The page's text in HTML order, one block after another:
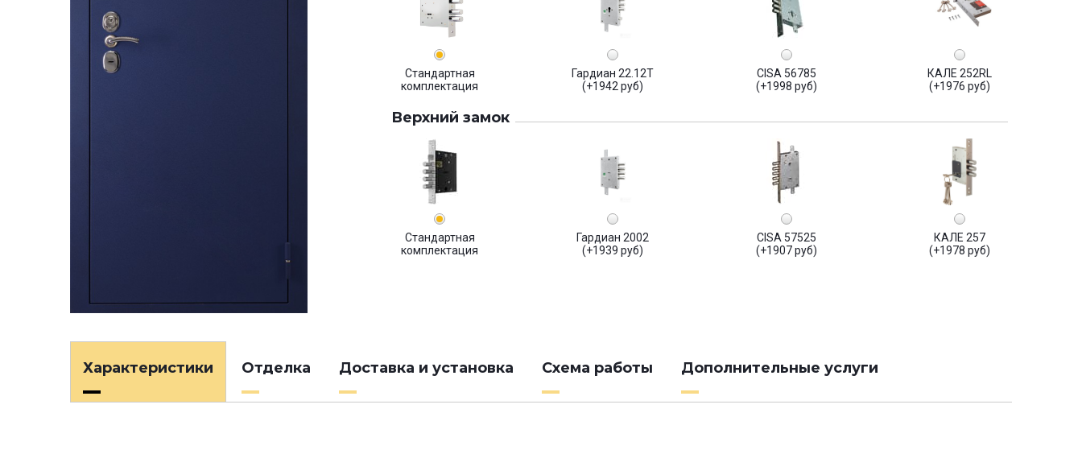
Стандартная
комплектация
Гардиан 22.12Т
(+1942 руб)
CISA 56785
(+1998 руб)
КАЛЕ 252RL
(+1976 руб)
Верхний замок
Стандартная
комплектация
Гардиан 2002
(+1939 руб)
CISA 57525
(+1907 руб)
КАЛЕ 257
(+1978 руб)
Характеристики Отделка Доставка и установка Схема работы Дополнительные услуги